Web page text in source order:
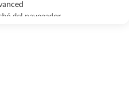
del navegador